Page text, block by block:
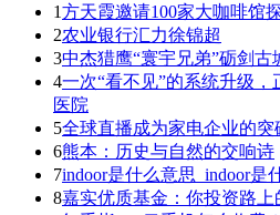
1方天霞邀请100家大咖啡馆
2农业银行汇力徐锦超
3中杰猎鹰“寰宇兄弟”砺剑
4一次“看不见”的系统升级
医院
5全球直播成为家电企业的
6熊本：历史与自然的交响诗
7indoor是什么意思_indoor是
8嘉实优质基金：你投资路上